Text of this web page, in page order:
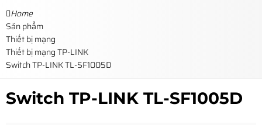
Home
Sản phẩm
Thiết bị mạng
Thiết bị mạng TP-LINK
Switch TP-LINK TL-SF1005D
Switch TP-LINK TL-SF1005D